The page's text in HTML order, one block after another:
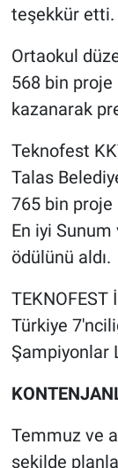
teşekkür etti.
Ortaokul
568 bin proje
kazanarak
Teknofest
Talas
765 bin proje
En iyi
ödülünü aldı.
Türkiye
Şampiyonlar
Temmuz ve
şekilde